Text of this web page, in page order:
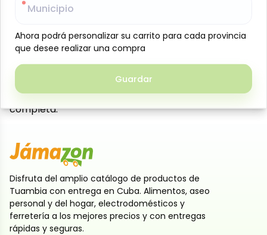
formulada con flúor para ayudar a prevenir las
limpia profundamente, eliminando restos de comida
y placa bacteriana, mientras protege las zonas
débiles de los dientes. Deja una sensación de
frescura duradera y es ideal para el uso diario de
toda la familia, contribuyendo a una salud bucal
completa.
Disfruta del amplio catálogo de productos de
Tuambia con entrega en Cuba. Alimentos, aseo
personal y del hogar, electrodomésticos y
ferretería a los mejores precios y con entregas
rápidas y seguras.
Municipio
Ahora podrá personalizar su carrito para cada provincia
que desee realizar una compra
Guardar
Municipio
Ahora podrá personalizar su carrito para cada provincia
que desee realizar una compra
Guardar